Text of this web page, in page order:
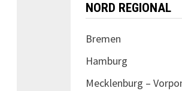
NORD REGIONAL
Bremen
Hamburg
Mecklenburg –